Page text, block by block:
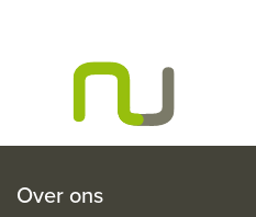
Over ons